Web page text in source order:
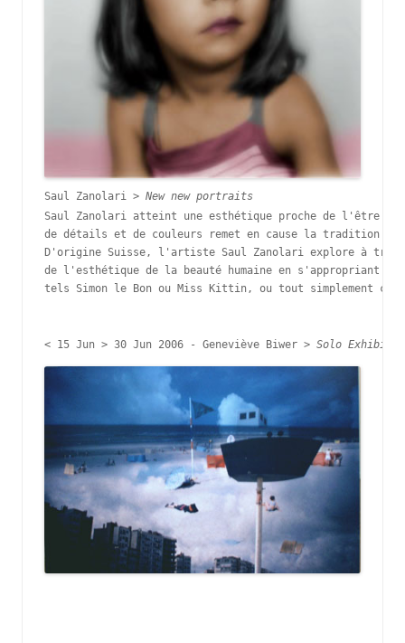
Saul Zanolari >
Saul Zanolari atteint une esthétique proche de l'être
de détails et de couleurs remet en cause la tradition du
D'origine Suisse, l'artiste Saul Zanolari explore à
de l'esthétique de la beauté humaine en s'appropriant
tels Simon le Bon ou Miss Kittin, ou tout simplement
< 15 Jun > 30 Jun 2006 - Geneviève Biwer > Solo